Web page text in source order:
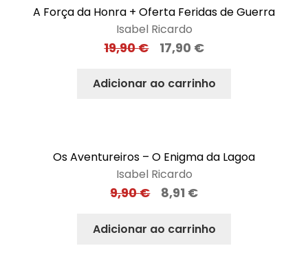
A Força da Honra + Oferta Feridas de Guerra
Isabel Ricardo
19,90€ 17,90 €
Adicionar ao carrinho
Os Aventureiros – O Enigma da Lagoa
Isabel Ricardo
9,90€ 8,91 €
Adicionar ao carrinho